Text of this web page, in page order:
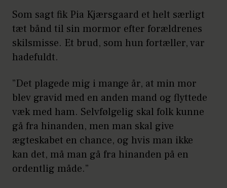
Som sagt fik Pia Kjærsgaard et helt særligt
tæt bånd til sin mormor efter forældrenes
skilsmisse. Et brud, som hun fortæller, var
hadefuldt.
”Det plagede mig i mange år, at min mor
blev gravid med en anden mand og flyttede
væk med ham. Selvfølgelig skal folk kunne
gå fra hinanden, men man skal give
ægteskabet en chance, og hvis man ikke
kan det, må man gå fra hinanden på en
ordentlig måde.”